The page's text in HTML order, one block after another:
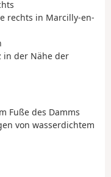
rechts in Marcilly-en-
in der Nähe der
Fuße des Damms
von wasserdichtem